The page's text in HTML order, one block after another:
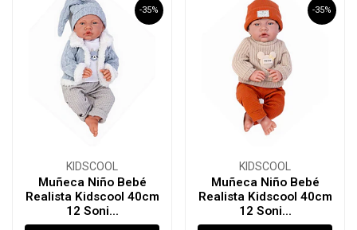
-35%
KIDSCOOL
Muñeca Niño Bebé
Realista Kidscool 40cm
12 Soni...
-35%
KIDSCOOL
Muñeca Niño Bebé
Realista Kidscool 40cm
12 Soni...